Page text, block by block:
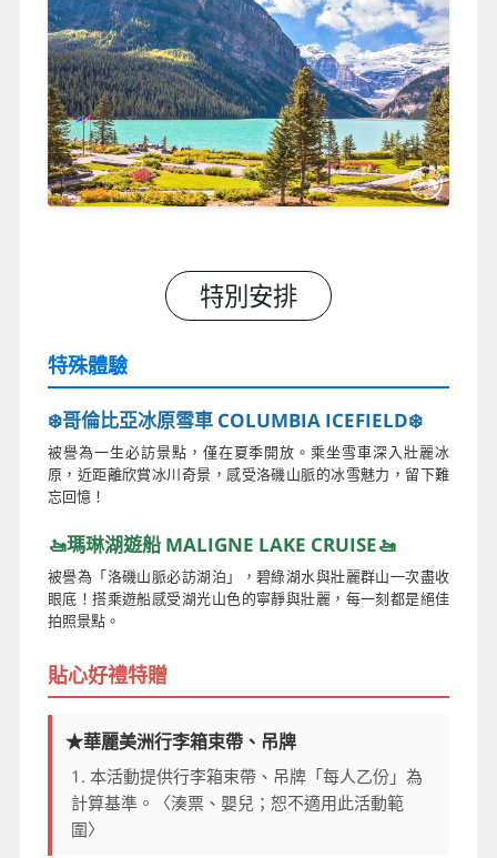
特別安排
特殊體驗
❄️哥倫比亞冰原雪車 COLUMBIA ICEFIELD❄️
被譽為一生必訪景點，僅在夏季開放。乘坐雪車深入壯麗冰
原，近距離欣賞冰川奇景，感受洛磯山脈的冰雪魅力，留下難
忘回憶！
🚤瑪琳湖遊船 MALIGNE LAKE CRUISE🚤
被譽為「洛磯山脈必訪湖泊」，碧綠湖水與壯麗群山一次盡收
眼底！搭乘遊船感受湖光山色的寧靜與壯麗，每一刻都是絕佳
拍照景點。
貼心好禮特贈
★華麗美洲行李箱束帶、吊牌
1. 本活動提供行李箱束帶、吊牌「每人乙份」為
計算基準。〈湊票、嬰兒；恕不適用此活動範
圍〉